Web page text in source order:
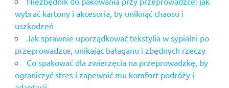
wybrać kartony i akcesoria, by uniknąć chaosu i
uszkodzeń
Jak sprawnie uporządkować tekstylia w sypialni po
przeprowadzce, unikając bałaganu i zbędnych rzeczy
Co spakować dla zwierzęcia na przeprowadzkę, by
ograniczyć stres i zapewnić mu komfort podróży i